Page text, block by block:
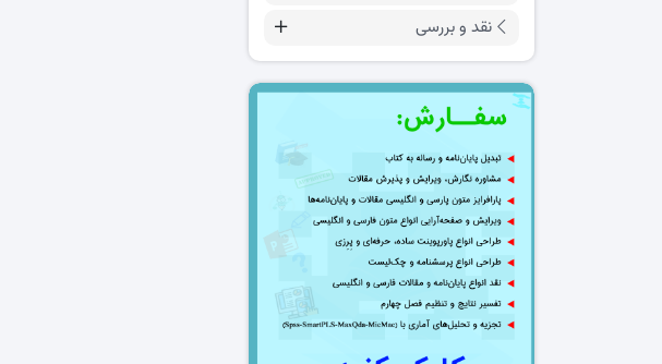
نقد و بررسی